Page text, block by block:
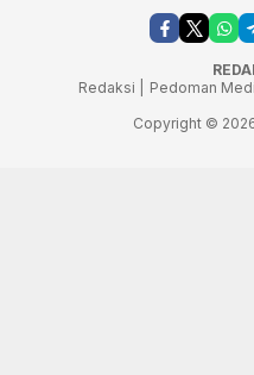
Redaksi |
Pedoman
Copyright ©